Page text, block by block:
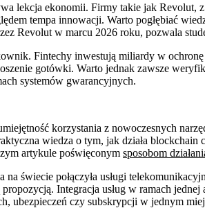
lekcja ekonomii. Firmy takie jak
tempa innowacji. Warto pogłębiać
Revolut w marcu 2026 roku, pozwala
Fintechy inwestują miliardy w
gotówki. Warto jednak zawsze
systemów gwarancyjnych.
korzystania z nowoczesnych
wiedza o tym, jak działa
artykule poświęconym sposobom
świecie połączyła usługi
Integracja usług w ramach
ubezpieczeń czy subskrypcji w jednym